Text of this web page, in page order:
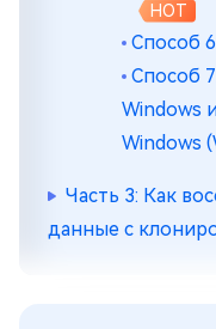
HOT
Способ
Способ
Windows
Windows
Часть 3: Как
данные с